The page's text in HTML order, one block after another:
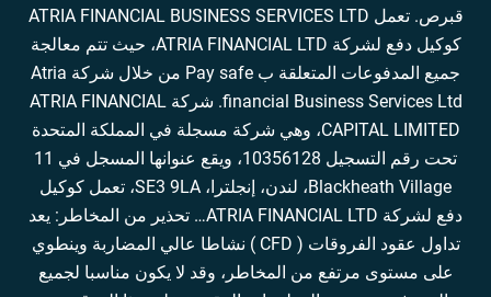
قبرص. تعمل ATRIA FINANCIAL BUSINESS SERVICES LTD
كوكيل دفع لشركة ATRIA FINANCIAL LTD، حيث تتم معالجة
جميع المدفوعات المتعلقة ب Pay safe من خلال شركة Atria
financial Business Services Ltd. شركة ATRIA FINANCIAL
CAPITAL LIMITED، وهي شركة مسجلة في المملكة المتحدة
تحت رقم التسجيل 10356128، ويقع عنوانها المسجل في 11
Blackheath Village، لندن، إنجلترا، SE3 9LA، تعمل كوكيل
دفع لشركة ATRIA FINANCIAL LTD… تحذير من المخاطر: يعد
تداول عقود الفروقات ( CFD ) نشاطا عالي المضاربة وينطوي
على مستوى مرتفع من المخاطر، وقد لا يكون مناسبا لجميع